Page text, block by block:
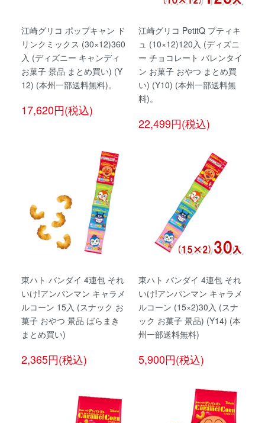
江崎グリコ ポップキャン ド
リンクミックス (30×12)360
入 (ディズニー キャンディ
お菓子 景品 まとめ買い) (Y
12) (本州一部送料無料)。
17,620円(税込)
江崎グリコ PetitQ プティキ
ュ (10×12)120入 (ディズニ
ー チョコレート バレンタイ
ン お菓子 おやつ まとめ買
い) (Y10) (本州一部送料無
料)。
22,499円(税込)
東ハト バンダイ 4連包 それ
いけ!アンパンマン キャラメ
ルコーン 15入 (スナック お
菓子 おやつ 景品 ばらまき
まとめ買い)
2,365円(税込)
東ハト バンダイ 4連包 それ
いけ!アンパンマン キャラメ
ルコーン (15×2)30入 (スナ
ック お菓子 景品) (Y14) (本
州一部送料無料)
5,900円(税込)